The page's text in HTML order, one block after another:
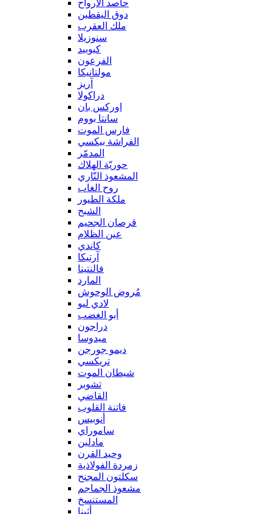
حاصد الأرواح
دوق اليقطين
ملك العقرب
سنوزيلا
كيوبيد
الفرعون
مولتانيكا
آريز
دراكولا
اوركس بان
سانتا بووم
فارس الموت
الفراشة بيكسي
المدمّر
حوريّة الهلاك
المشعوذ النّاري
روح الغاب
ملكة الطيور
الشبح
قرصان الجحيم
عين الظلام
كاندي
آرتيكا
فالنتينا
المارد
مُروض الوحوش
لادي ليو
أبو الغضب
دراجون
ميدوسا
ديمو جورجن
تريكسي
شيطان الموت
تشوبر
القاضي
فاتنة القلوب
أنوبيس
ساموراي
مادلين
وحيد القرن
زمردة الفولاذية
سكلتون المجنح
مشعوذ الجماجم
المستنسخ
أثينا